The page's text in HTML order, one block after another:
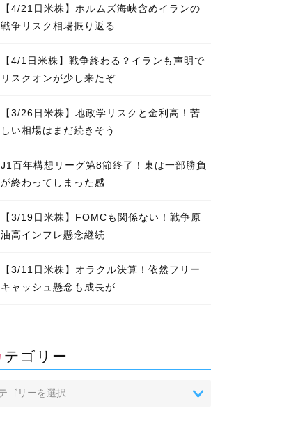
【4/21日米株】ホルムズ海峡含めイランの
戦争リスク相場振り返る
【4/1日米株】戦争終わる？イランも声明で
リスクオンが少し来たぞ
【3/26日米株】地政学リスクと金利高！苦
しい相場はまだ続きそう
J1百年構想リーグ第8節終了！東は一部勝負
が終わってしまった感
【3/19日米株】FOMCも関係ない！戦争原
油高インフレ懸念継続
【3/11日米株】オラクル決算！依然フリー
キャッシュ懸念も成長が
カテゴリー